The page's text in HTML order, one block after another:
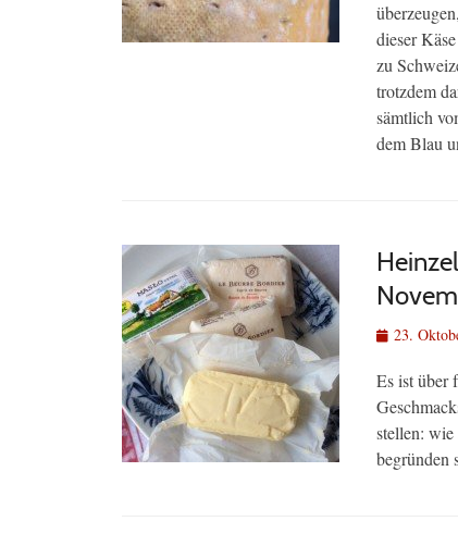
dieser
zu
trotzdem
sämtlich
dem Blau
Veröffentlicht
23.
Es ist über
stellen:
begründen